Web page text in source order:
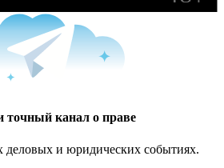
канал о праве
деловых и юридических событиях.